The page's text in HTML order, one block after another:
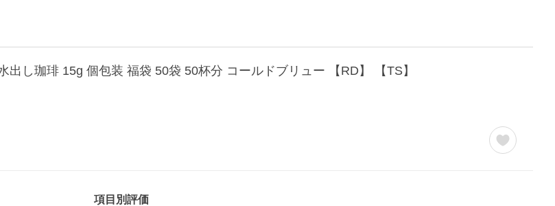
し珈琲 15g 個包装 福袋 50袋 50杯分 コールドブリュー 【RD】 【TS】
項目別評価